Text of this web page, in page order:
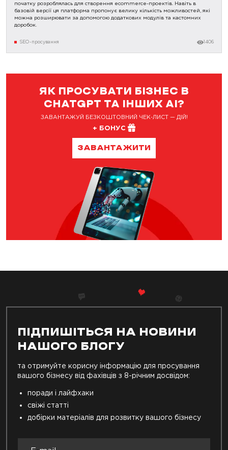
початку розроблялась для створення ecommerce-проектів. Навіть в
базовій версії ця платформа пропонує велику кількість можливостей, які
можна розширювати за допомогою додаткових модулів та кастомних
доробок.
SEO-просування 1406
ЯК ПРОСУВАТИ БІЗНЕС В
CHATGPT ТА ІНШИХ AI?
ЗАВАНТАЖУЙ БЕЗКОШТОВНИЙ ЧЕК-ЛИСТ — ДІЙ!
+ БОНУС
ЗАВАНТАЖИТИ
ПІДПИШІТЬСЯ НА НОВИНИ
НАШОГО БЛОГУ
та отримуйте корисну інформацію для просування
вашого бізнесу від фахівців з 8-річним досвідом:
поради і лайфхаки
свіжі статті
добірки матеріалів для розвитку вашого бізнесу